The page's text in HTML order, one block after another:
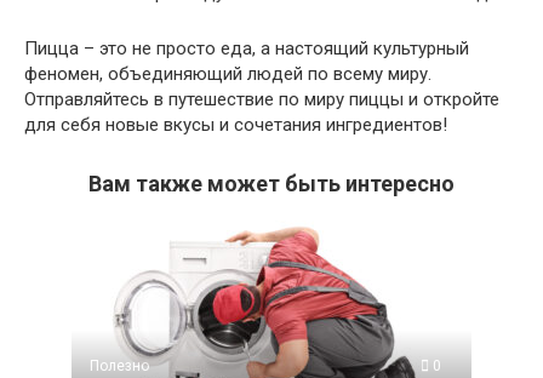
Пицца – это не просто еда, а настоящий культурный
феномен, объединяющий людей по всему миру.
Отправляйтесь в путешествие по миру пиццы и откройте
для себя новые вкусы и сочетания ингредиентов!
Вам также может быть интересно
Полезно 0